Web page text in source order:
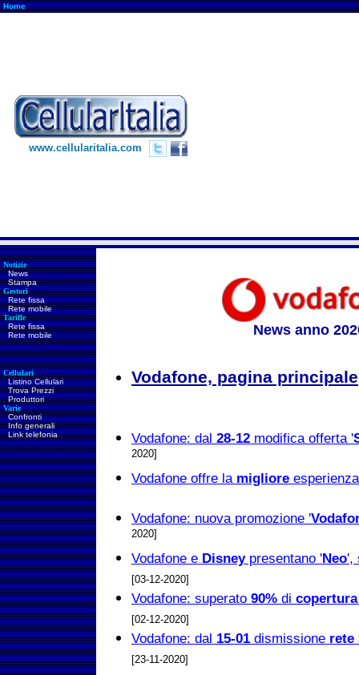
Home
www.cellularitalia.com
Notizie
News
Stampa
Gestori
Rete fissa
Rete mobile
Tariffe
Rete fissa
Rete mobile
Cellulari
Listino Cellulari
Trova Prezzi
Produttori
Varie
Confronti
Info generali
Link telefonia
News anno
Vodafone, pagina principale
Vodafone: dal 28-12 modifica offerta '
2020]
Vodafone offre la migliore esperienza
Vodafone: nuova promozione '
2020]
Vodafone e Disneypresentano 'Neo',
[03-12-2020]
Vodafone: superato 90% di copertura
[02-12-2020]
Vodafone: dal 15-01 dismissione rete
[23-11-2020]